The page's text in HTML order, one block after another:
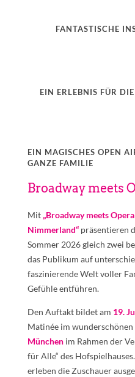
FANTASTISCHE
EIN ERLEBNIS FÜR
EIN MAGISCHES OPEN
GANZE FAMILIE
Broadway meets
Mit „Broadway meets
Nimmerland“präsentieren
Sommer 2026 gleich zwei
das Publikum auf
faszinierende Welt voller
Gefühle entführen.
Den Auftakt bildet am 19.
Matinée im
Münchenim Rahmen der
für Alle“ des
erleben die Zuschauer